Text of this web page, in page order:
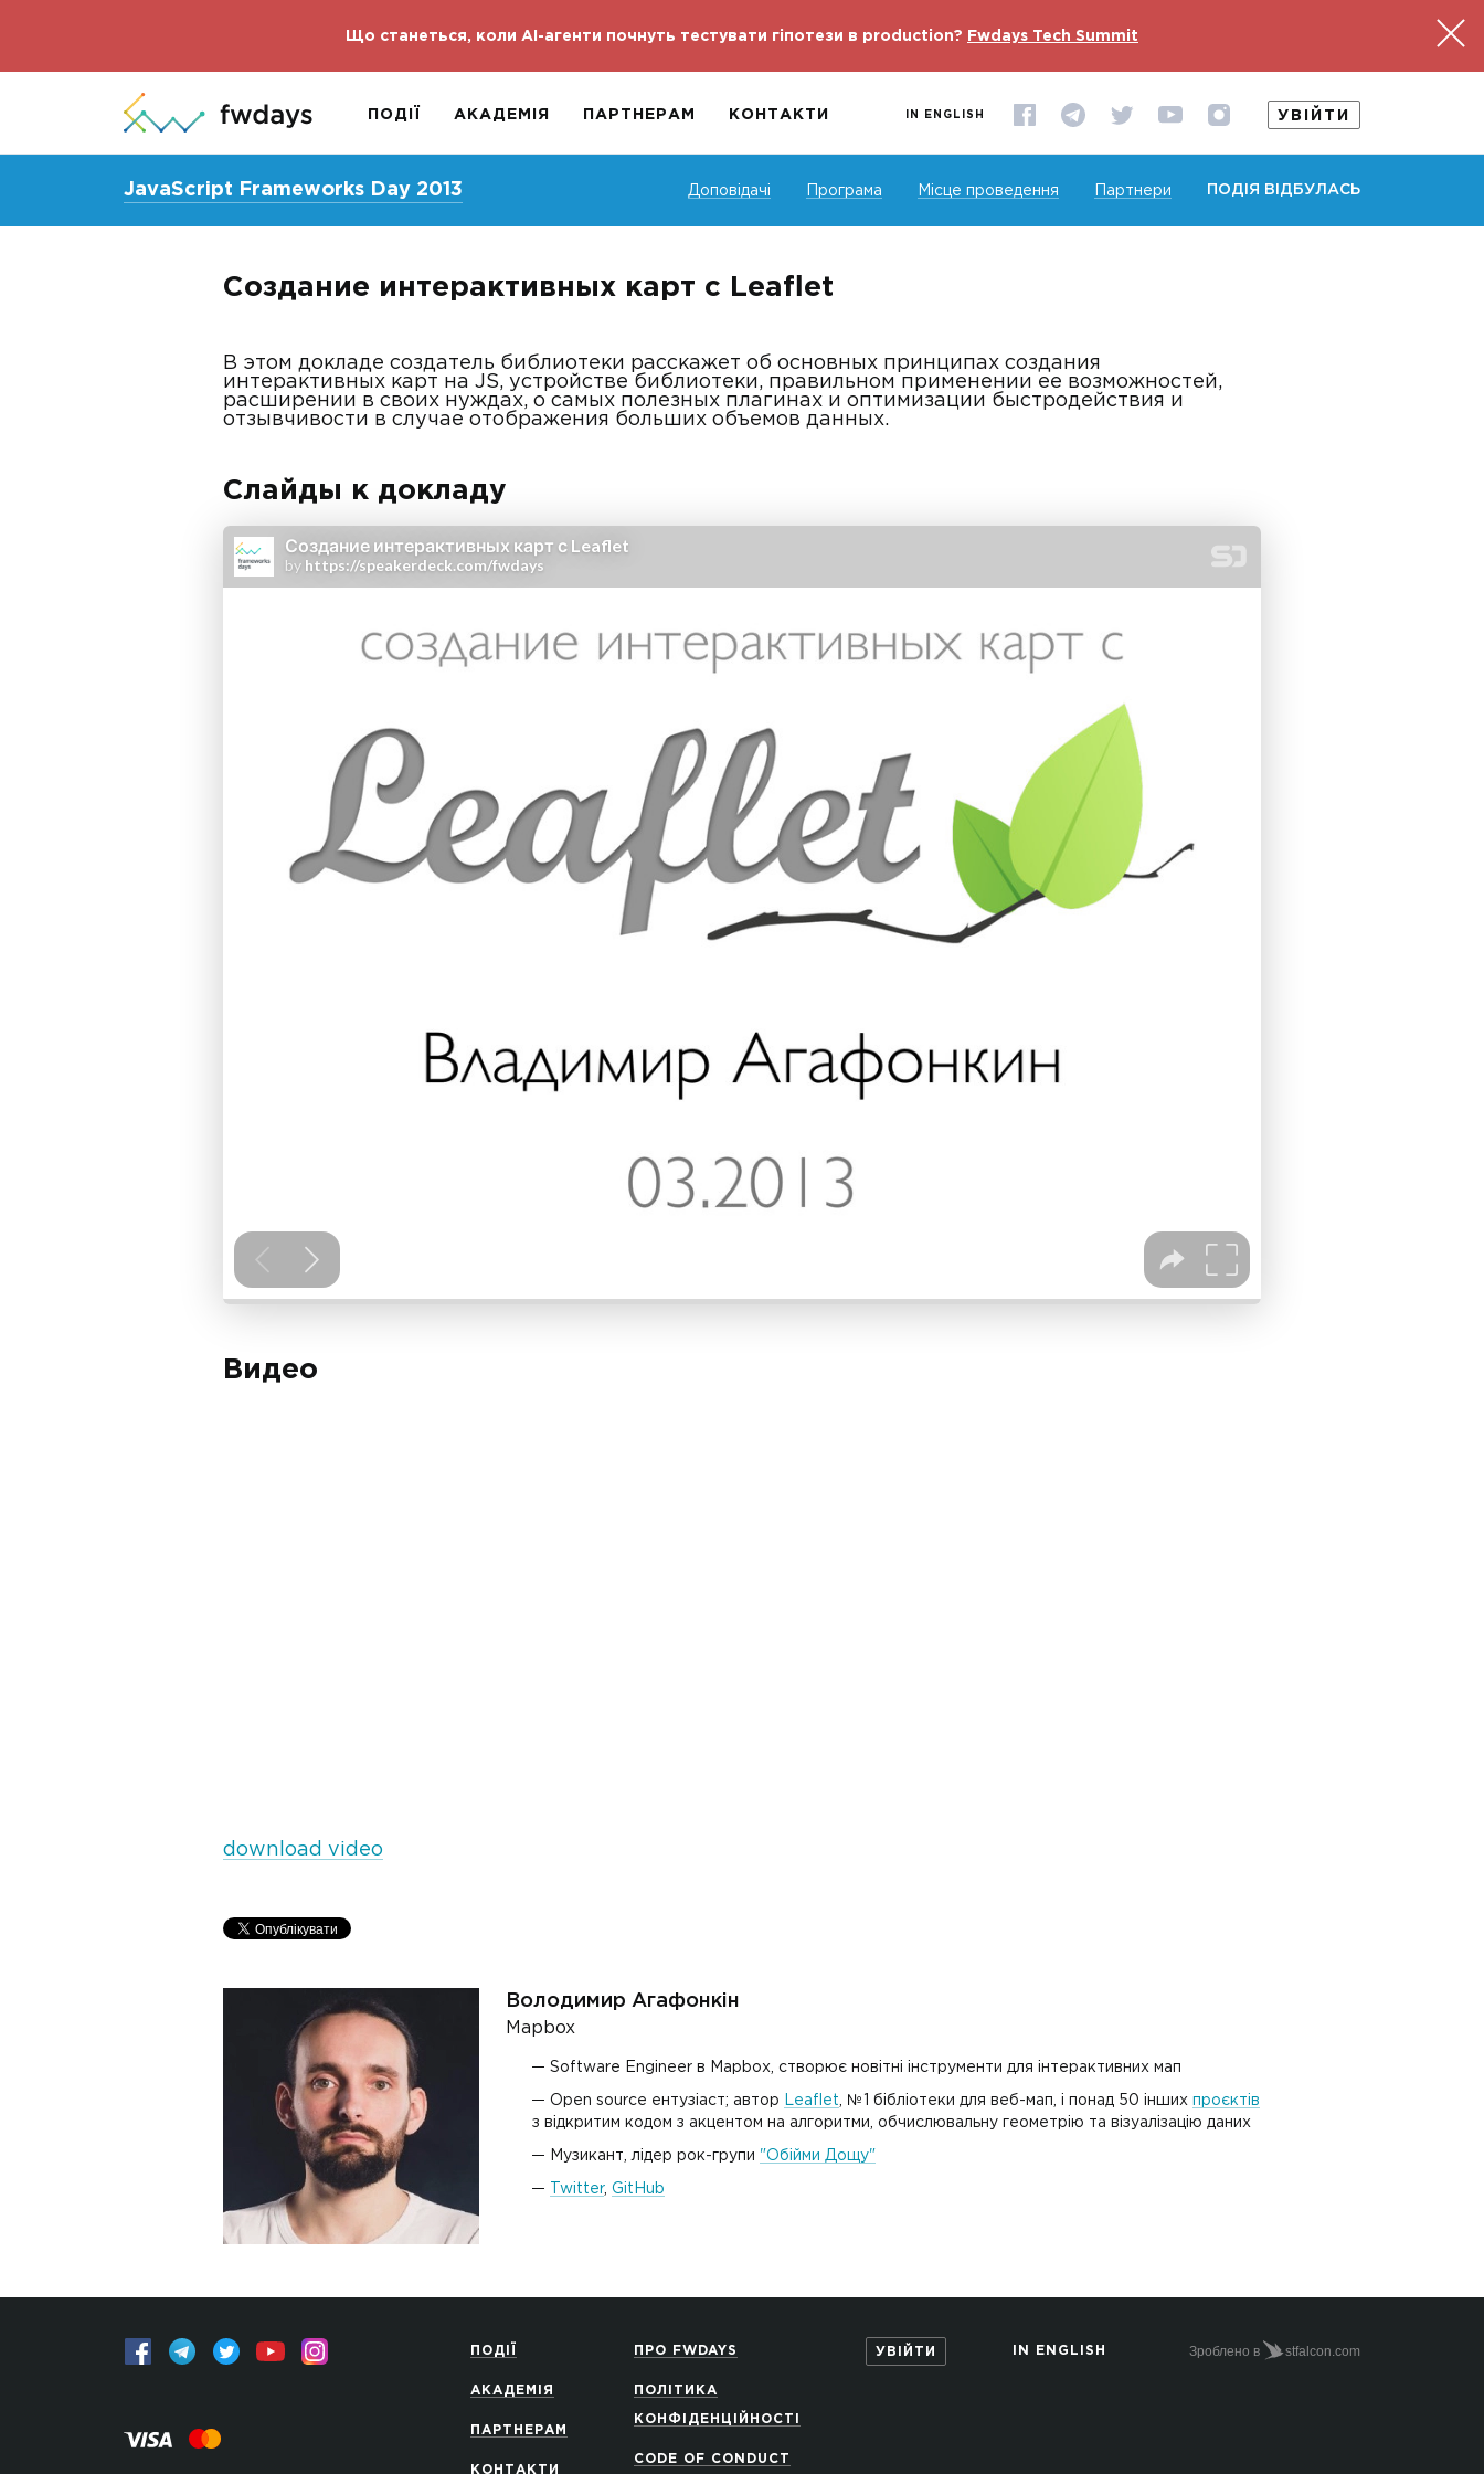
Що станеться, коли AI-агенти почнуть тестувати гіпотези в production? Fwdays Tech Summit
ПОДІЇ АКАДЕМІЯ ПАРТНЕРАМ КОНТАКТИ IN ENGLISH УВІЙТИ
JavaScript Frameworks Day 2013 Доповідачі Програма Місце проведення Партнери ПОДІЯ ВІДБУЛАСЬ
Создание интерактивных карт с Leaflet
В этом докладе создатель библиотеки расскажет об основных принципах создания
интерактивных карт на JS, устройстве библиотеки, правильном применении ее возможностей,
расширении в своих нуждах, о самых полезных плагинах и оптимизации быстродействия и
отзывчивости в случае отображения больших объемов данных.
Слайды к докладу
Видео
download video
Володимир Агафонкін
Mapbox
Software Engineer в Mapbox, створює новітні інструменти для інтерактивних мап
Open source ентузіаст; автор Leaflet , №1 бібліотеки для веб-мап, і понад 50 інших проєктів
з відкритим кодом з акцентом на алгоритми, обчислювальну геометрію та візуалізацію даних
Музикант, лідер рок-групи "Обійми Дощу"
Twitter, GitHub
ПОДІЇ
АКАДЕМІЯ
ПАРТНЕРАМ
КОНТАКТИ
ПРО FWDAYS
ПОЛІТИКА
КОНФІДЕНЦІЙНОСТІ
CODE OF CONDUCT
УВІЙТИ IN ENGLISH Зроблено в stfalcon.com